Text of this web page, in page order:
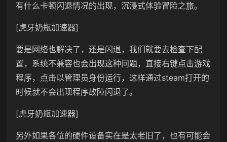
有什么卡顿闪退情况的出现，沉浸式体验冒险之旅。
[虎牙奶瓶加速器]
要是网络也解决了，还是闪退，我们就要去检查下配
置，系统不兼容也会出现这种问题，直接右键点击游戏
程序，点击以管理员身份运行，这样通过steam打开的
时候就不会出现程序故障闪退了。
[虎牙奶瓶加速器]
另外如果各位的硬件设备实在是太老旧了，也有可能会